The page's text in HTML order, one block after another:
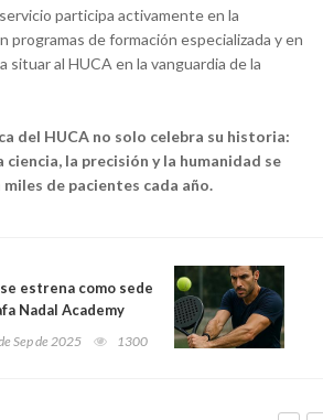
participa activamente en la
programas de formación especializada y en
situar al HUCA en la vanguardia de la
del HUCA no solo celebra su historia:
la precisión y la humanidad se
de pacientes cada año.
estrena como sede
Nadal Academy
tres días de
ocio y valores
Sep de 2025 1300